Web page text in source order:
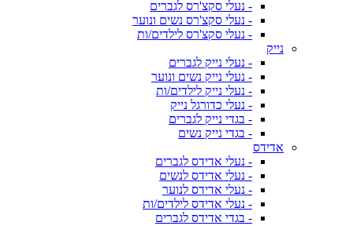
- נעלי סקצ'רס לגברים
- נעלי סקצ'רס נשים ונוער
- נעלי סקצ'רס לילדים/ות
נייק
- נעלי נייק לגברים
- נעלי נייק נשים ונוער
- נעלי נייק לילדים/ות
- נעלי כדורגל נייק
- בגדי נייק לגברים
- בגדי נייק נשים
אדידס
- נעלי אדידס לגברים
- נעלי אדידס לנשים
- נעלי אדידס לנוער
- נעלי אדידס לילדים/ות
- בגדי אדידס לגברים